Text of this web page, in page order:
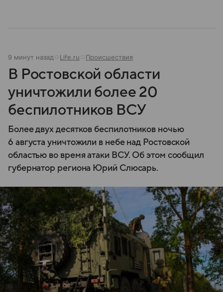
9 минут назад Life.ru Происшествия
В Ростовской области
уничтожили более 20
беспилотников ВСУ
Более двух десятков беспилотников ночью
6 августа уничтожили в небе над Ростовской
областью во время атаки ВСУ. Об этом сообщил
губернатор региона Юрий Слюсарь.